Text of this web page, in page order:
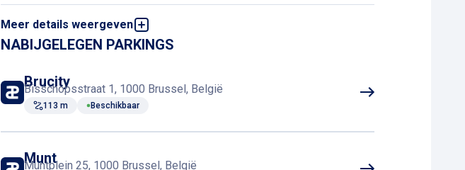
Meer details weergeven
LPG niet toegestaan
Online reserveren en betalen
Tramverbinding
NABIJGELEGEN PARKINGS
Brucity
Bisschopsstraat 1, 1000 Brussel, België
113 m Beschikbaar
Munt
Muntplein 25, 1000 Brussel, België